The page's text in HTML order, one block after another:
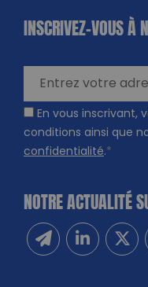
INSCRIVEZ-VOUS À
En vous inscrivant,
conditions ainsi que
confidentialité.*
NOTRE ACTUALITÉ